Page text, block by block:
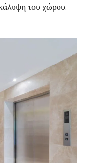
του χώρου.